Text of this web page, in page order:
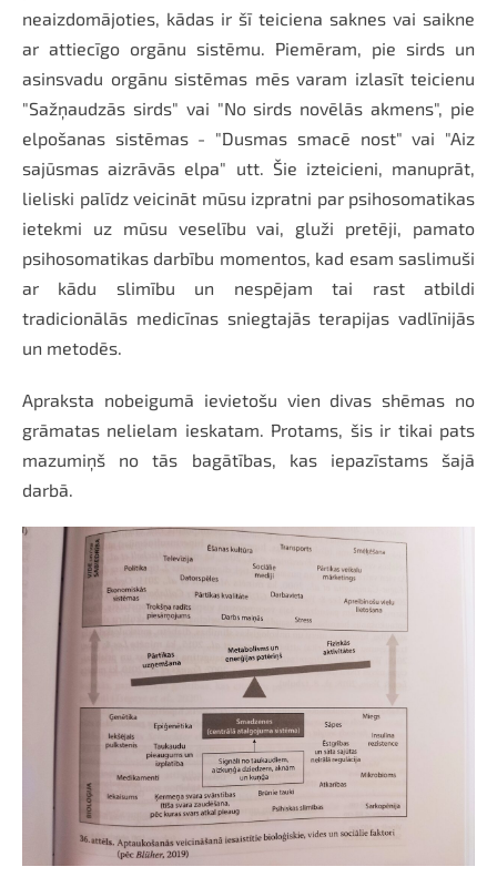
neaizdomājoties, kādas ir šī teiciena saknes vai saikne
ar attiecīgo orgānu sistēmu. Piemēram, pie sirds un
asinsvadu orgānu sistēmas mēs varam izlasīt teicienu
"Sažņaudzās sirds" vai "No sirds novēlās akmens", pie
elpošanas sistēmas - "Dusmas smacē nost" vai "Aiz
sajūsmas aizrāvās elpa" utt. Šie izteicieni, manuprāt,
lieliski palīdz veicināt mūsu izpratni par psihosomatikas
ietekmi uz mūsu veselību vai, gluži pretēji, pamato
psihosomatikas darbību momentos, kad esam saslimuši
ar kādu slimību un nespējam tai rast atbildi
tradicionālās medicīnas sniegtajās terapijas vadlīnijās
un metodēs.
Apraksta nobeigumā ievietošu vien divas shēmas no
grāmatas nelielam ieskatam. Protams, šis ir tikai pats
mazumiņš no tās bagātības, kas iepazīstams šajā
darbā.